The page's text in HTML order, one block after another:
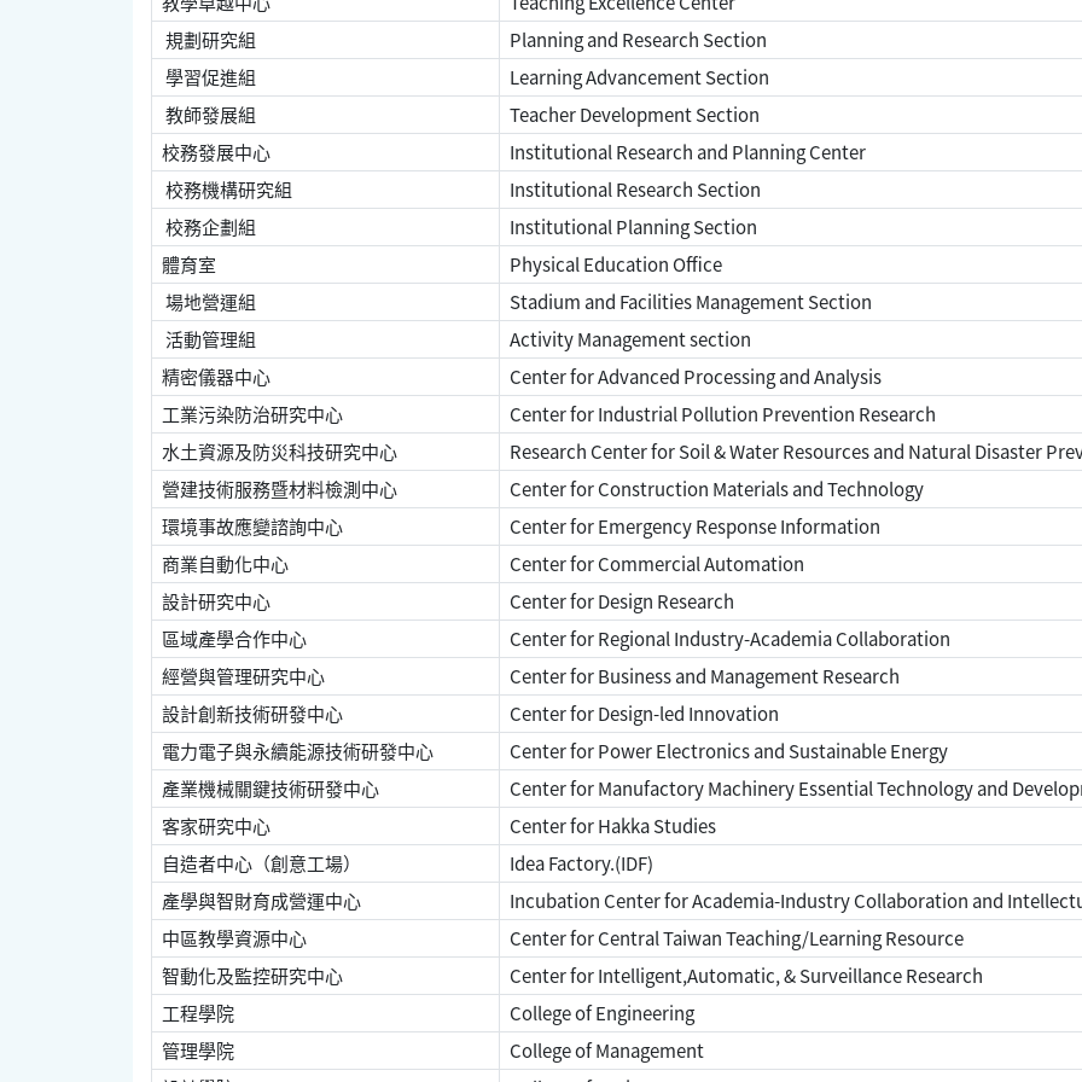
規劃研究組
Planning and Research Section
學習促進組
Learning Advancement Section
教師發展組
Teacher Development Section
校務發展中心
Institutional Research and Planning Center
校務機構研究組
Institutional Research Section
校務企劃組
Institutional Planning Section
體育室
Physical Education Office
場地營運組
Stadium and Facilities Management Section
活動管理組
Activity Management section
精密儀器中心
Center for Advanced Processing and Analysis
工業污染防治研究中心
Center for Industrial Pollution Prevention Research
水土資源及防災科技研究中心
Research Center for Soil & Water Resources and Natural Disaster
營建技術服務暨材料檢測中心
Center for Construction Materials and Technology
環境事故應變諮詢中心
Center for Emergency Response Information
商業自動化中心
Center for Commercial Automation
設計研究中心
Center for Design Research
區域產學合作中心
Center for Regional Industry-Academia Collaboration
經營與管理研究中心
Center for Business and Management Research
設計創新技術研發中心
Center for Design-led Innovation
電力電子與永續能源技術研發中心
Center for Power Electronics and Sustainable Energy
產業機械關鍵技術研發中心
Center for Manufactory Machinery Essential Technology and
客家研究中心
Center for Hakka Studies
自造者中心（創意工場）
Idea Factory.(IDF)
產學與智財育成營運中心
Incubation Center for Academia-Industry Collaboration and
中區教學資源中心
Center for Central Taiwan Teaching/Learning Resource
智動化及監控研究中心
Center for Intelligent,Automatic, & Surveillance Research
工程學院
College of Engineering
管理學院
College of Management